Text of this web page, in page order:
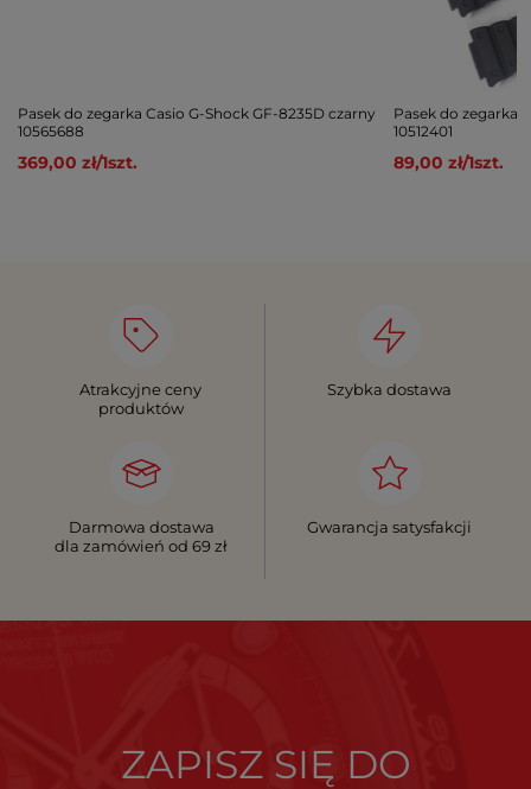
Pasek do zegarka Casio G-Shock GF-8235D czarny
10565688
369,00 zł/1szt.
Pasek do zegarka
10512401
89,00 zł/1szt.
Atrakcyjne ceny
produktów
Szybka dostawa
Darmowa dostawa
dla zamówień od 69 zł
Gwarancja satysfakcji
ZAPISZ SIĘ DO